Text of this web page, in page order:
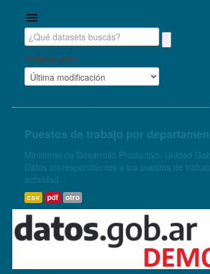
Ordenar por
Puestos de trabajo por
Ministerio de Desarrollo Productivo. Unidad
Datos correspondientes a los puestos de
actividad...
csv pdf otro